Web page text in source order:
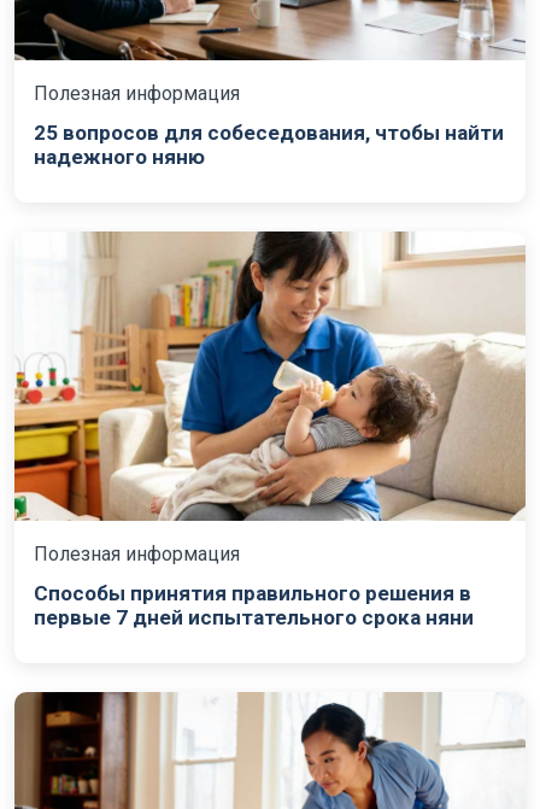
Полезная информация
25 вопросов для собеседования, чтобы найти
надежного няню
Полезная информация
Способы принятия правильного решения в
первые 7 дней испытательного срока няни